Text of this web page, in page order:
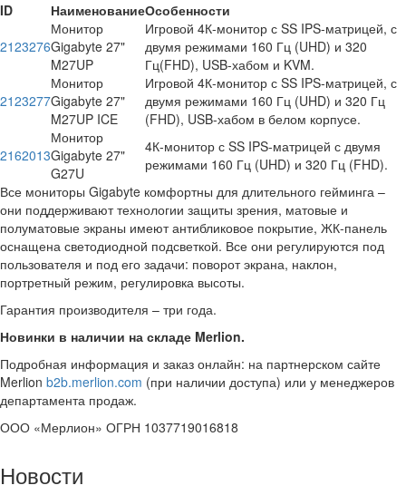
ID
НаименованиеОсобенности
2123276
Монитор
Gigabyte 27"
M27UP
Игровой 4К-монитор с SS IPS-матрицей, с
двумя режимами 160 Гц (UHD) и 320
Гц(FHD), USB-хабом и KVM.
2123277
Монитор
Gigabyte 27"
M27UP ICE
Игровой 4К-монитор с SS IPS-матрицей, с
двумя режимами 160 Гц (UHD) и 320 Гц
(FHD), USB-хабом в белом корпусе.
2162013
Монитор
Gigabyte 27"
G27U
4К-монитор с SS IPS-матрицей с двумя
режимами 160 Гц (UHD) и 320 Гц (FHD).
Все мониторы Gigabyte комфортны для длительного гейминга –
они поддерживают технологии защиты зрения, матовые и
полуматовые экраны имеют антибликовое покрытие, ЖК-панель
оснащена светодиодной подсветкой. Все они регулируются под
пользователя и под его задачи: поворот экрана, наклон,
портретный режим, регулировка высоты.
Гарантия производителя – три года.
Новинки в наличии на складе Merlion.
Подробная информация и заказ онлайн: на партнерском сайте
Merlion b2b.merlion.com (при наличии доступа) или у менеджеров
департамента продаж.
ООО «Мерлион» ОГРН 1037719016818
Новости